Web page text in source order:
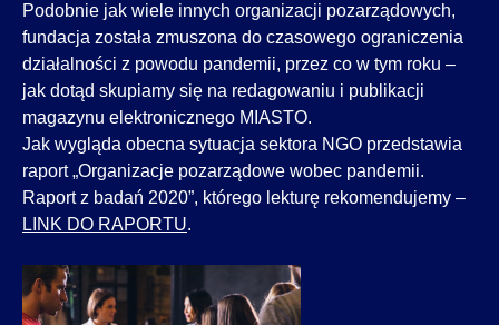
Podobnie jak wiele innych organizacji pozarządowych,
fundacja została zmuszona do czasowego ograniczenia
działalności z powodu pandemii, przez co w tym roku –
jak dotąd skupiamy się na redagowaniu i publikacji
magazynu elektronicznego MIASTO.
Jak wygląda obecna sytuacja sektora NGO przedstawia
raport „Organizacje pozarządowe wobec pandemii.
Raport z badań 2020”, którego lekturę rekomendujemy –
LINK DO RAPORTU.